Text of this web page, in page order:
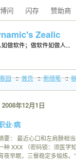
博问 闪存 赞助商
Zealic
做软件；做软件如做人...
园::首页::新随笔::
2008年12月1日
业·病
要： 最近心口和左肩膀相
种 XXX （密码锁：须医学
夜早眠，三餐稳定多锻炼。